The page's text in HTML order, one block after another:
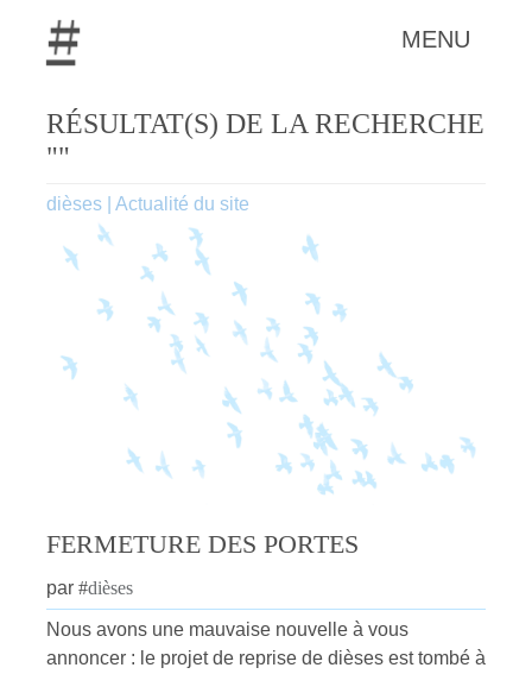
MENU
RÉSULTAT(S) DE LA RECHERCHE
""
dièses Actualité du site
FERMETURE DES PORTES
par #dièses
Nous avons une mauvaise nouvelle à vous
annoncer : le projet de reprise de dièses est tombé à